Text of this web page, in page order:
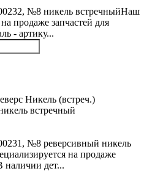
№8 никель встречныйНаш
продаже запчастей для
- артику...
встречный
№8 реверсивный никель
на продаже
наличии дет...